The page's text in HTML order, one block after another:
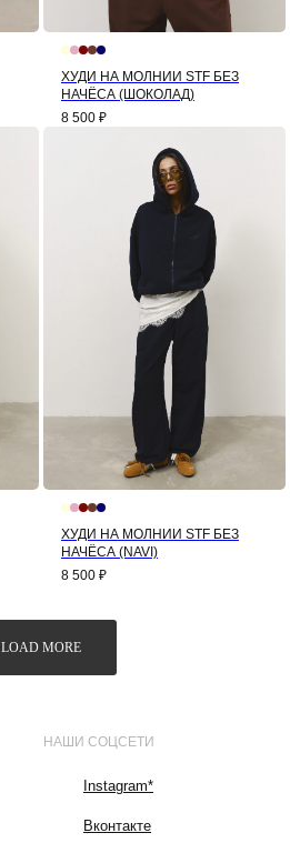
ХУДИ НА МОЛНИИ STF БЕЗ
НАЧЁСА (ШОКОЛАД)
8 500 ₽
ХУДИ НА МОЛНИИ STF БЕЗ
НАЧЁСА (NAVI)
8 500 ₽
LOAD MORE
НАШИ СОЦСЕТИ
Instagram*
Вконтакте